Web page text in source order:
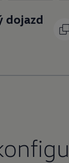
dojazd